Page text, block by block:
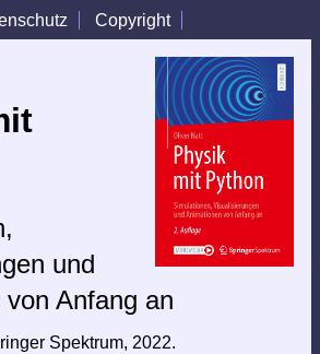
Copyright
und
Anfang an
Spektrum, 2022.